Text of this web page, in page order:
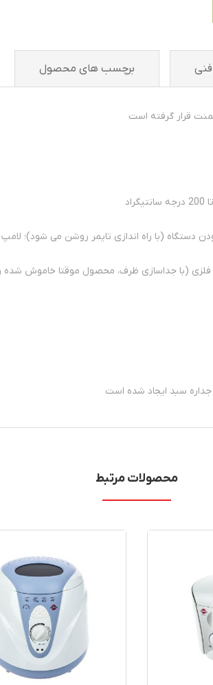
برچسب های محصول
دستگاه (با راه اندازی تایمر روشن می شود)؛
(با جداسازی ظرف، محصول موقتا خاموش شده
محصولات مرتبط